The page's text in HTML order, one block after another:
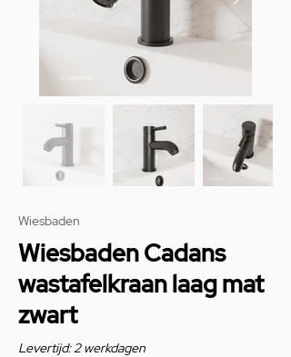
Wiesbaden
Wiesbaden Cadans
wastafelkraan laag mat
zwart
Levertijd: 2 werkdagen